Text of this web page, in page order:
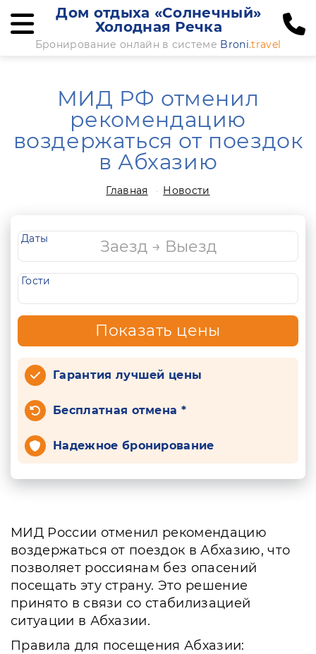
Дом отдыха «Солнечный»
Холодная Речка
Бронирование онлайн в системе Broni.travel
МИД РФ отменил
рекомендацию
воздержаться от поездок
в Абхазию
Главная Новости
Даты
Гости
Показать цены
Гарантия лучшей цены
Бесплатная отмена *
Надежное бронирование
МИД России отменил рекомендацию
воздержаться от поездок в Абхазию, что
позволяет россиянам без опасений
посещать эту страну. Это решение
принято в связи со стабилизацией
ситуации в Абхазии.
Правила для посещения Абхазии: